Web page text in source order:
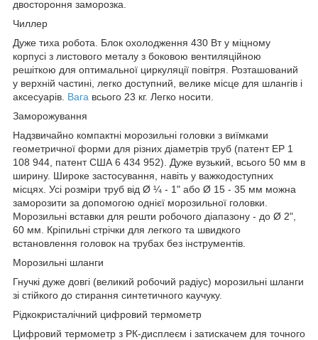
двостороння заморозка.
Чиллер
Дуже тиха робота. Блок охолодження 430 Вт у міцному
корпусі з листового металу з боковою вентиляційною
решіткою для оптимальної циркуляції повітря. Розташований
у верхній частині, легко доступний, велике місце для шлангів і
аксесуарів. Вага всього 23 кг. Легко носити.
Заморожування
Надзвичайно компактні морозильні головки з виїмками
геометричної форми для різних діаметрів труб (патент EP 1
108 944, патент США 6 434 952). Дуже вузький, всього 50 мм в
ширину. Широке застосування, навіть у важкодоступних
місцях. Усі розміри труб від Ø ¼ - 1" або Ø 15 - 35 мм можна
заморозити за допомогою однієї морозильної головки.
Морозильні вставки для решти робочого діапазону - до Ø 2",
60 мм. Кріпильні стрічки для легкого та швидкого
встановлення головок на трубах без інструментів.
Морозильні шланги
Гнучкі дуже довгі (великий робочий радіус) морозильні шланги
зі стійкого до стирання синтетичного каучуку.
Рідкокристалічний цифровий термометр
Цифровий термометр з РК-дисплеєм і затискачем для точного